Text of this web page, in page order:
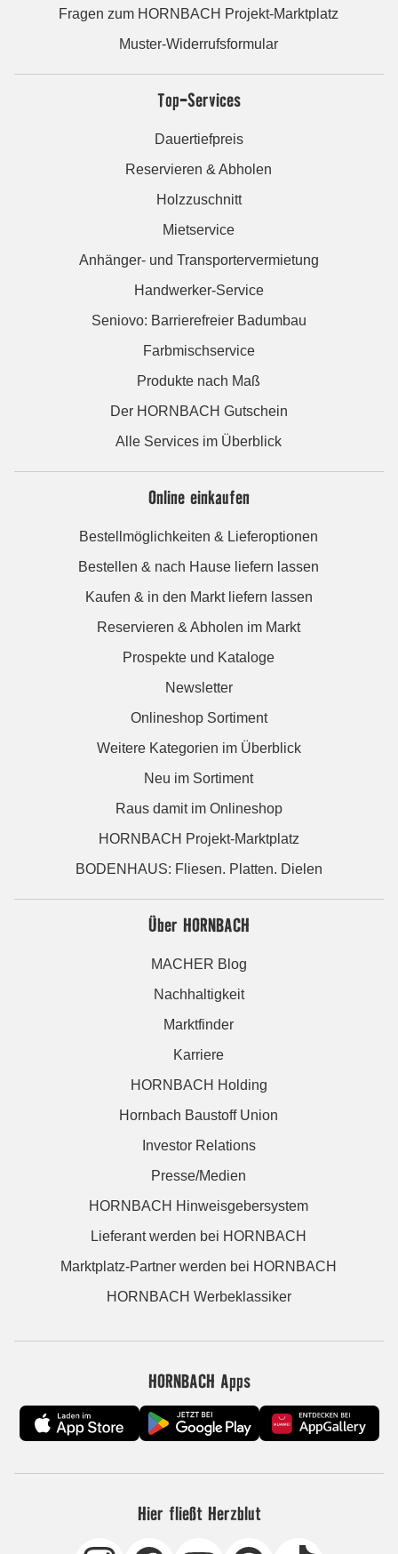
Fragen zum HORNBACH Projekt-Marktplatz
Muster-Widerrufsformular
Top-Services
Dauertiefpreis
Reservieren & Abholen
Holzzuschnitt
Mietservice
Anhänger- und Transportervermietung
Handwerker-Service
Seniovo: Barrierefreier Badumbau
Farbmischservice
Produkte nach Maß
Der HORNBACH Gutschein
Alle Services im Überblick
Online einkaufen
Bestellmöglichkeiten & Lieferoptionen
Bestellen & nach Hause liefern lassen
Kaufen & in den Markt liefern lassen
Reservieren & Abholen im Markt
Prospekte und Kataloge
Newsletter
Onlineshop Sortiment
Weitere Kategorien im Überblick
Neu im Sortiment
Raus damit im Onlineshop
HORNBACH Projekt-Marktplatz
BODENHAUS: Fliesen. Platten. Dielen
Über HORNBACH
MACHER Blog
Nachhaltigkeit
Marktfinder
Karriere
HORNBACH Holding
Hornbach Baustoff Union
Investor Relations
Presse/Medien
HORNBACH Hinweisgebersystem
Lieferant werden bei HORNBACH
Marktplatz-Partner werden bei HORNBACH
HORNBACH Werbeklassiker
HORNBACH Apps
Hier fließt Herzblut